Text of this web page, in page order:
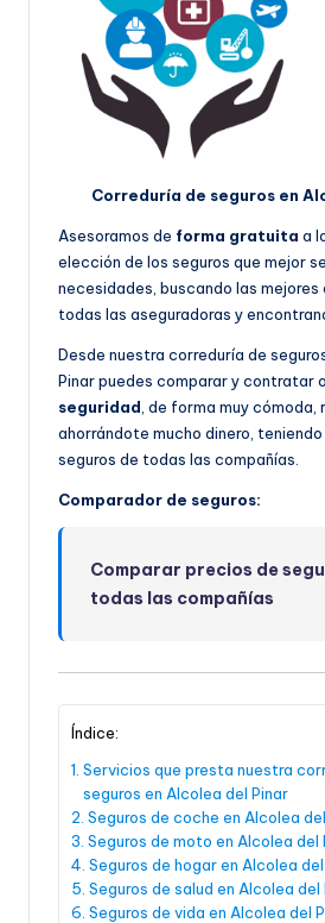
Correduría de seguros en
Asesoramos de forma gratuita a
elección de los seguros que mejor
necesidades, buscando las mejores
todas las aseguradoras y
Desde nuestra correduría de
Pinar puedes comparar y contratar
seguridad, de forma muy cómoda,
ahorrándote mucho dinero,
seguros de todas las compañías.
Comparador de seguros:
Comparar precios de
todas las compañías
Índice:
Servicios que presta nuestra
seguros en Alcolea del Pinar
Seguros de coche en Alcolea
Seguros de moto en Alcolea del
Seguros de hogar en Alcolea
Seguros de salud en Alcolea del
Seguros de vida en Alcolea del